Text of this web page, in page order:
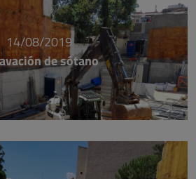
14/08/2019
de sótano